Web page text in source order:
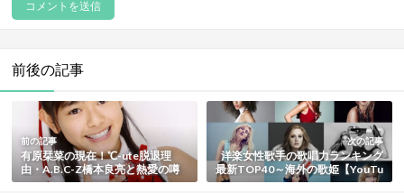
前後の記事
前の記事
有原栞菜の現在！℃-ute脱退理
由・A.B.C-Z橋本良亮と熱愛の噂
と真相も総まとめ
次の記事
洋楽女性歌手の歌唱力ランキング
最新TOP40～海外の歌姫【YouTu
be動画付き】